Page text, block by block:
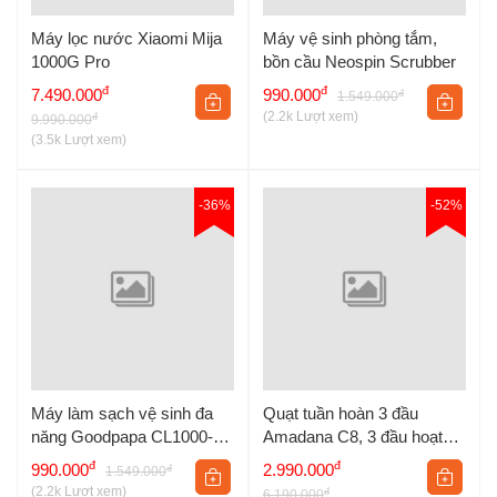
Ổ cắm điện sạc nhanh 67W Xiaomicòn hỗ trợ mọi giao thức
sạc nhanh, giúp người dùng có thể thoải mái sạc cho mọi thiết bị
công nghệ mà mình sở hữu. Cụ thể, 2 cổng USB-C1 và USB-C2
đều hỗ trợ nhiều giao thức sạc nhanh khác nhau như Xiaomi
Máy lọc nước Xiaomi Mija
1000G Pro
7.490.000đ
9.990.000đ
(3.5k Lượt xem)
Máy vệ sinh phòng tắm,
bồn cầu Neospin Scrubber
990.000đ 1.549.000đ
(2.2k Lượt xem)
-36%
Máy làm sạch vệ sinh đa
năng Goodpapa CL1000-
M2
990.000đ 1.549.000đ
(2.2k Lượt xem)
-52%
Quạt tuần hoàn 3 đầu
Amadana C8, 3 đầu hoạt
động độc lập quay đa chiều
2.990.000đ
đ